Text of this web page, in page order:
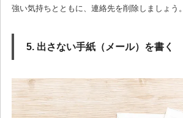
強い気持ちとともに、連絡先を削除しましょう。
5. 出さない手紙（メール）を書く